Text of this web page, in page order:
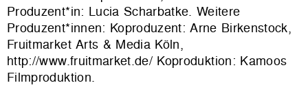
Produzent*in: Lucia Scharbatke. Weitere
Produzent*innen: Koproduzent: Arne Birkenstock,
Fruitmarket Arts & Media Köln,
http://www.fruitmarket.de/ Koproduktion: Kamoos
Filmproduktion.